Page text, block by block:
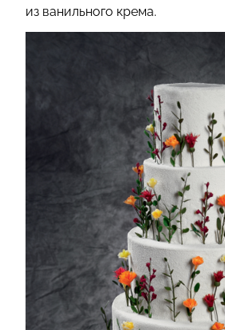
из ванильного крема.